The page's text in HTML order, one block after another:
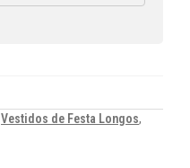
Vestidos de Festa Longos,